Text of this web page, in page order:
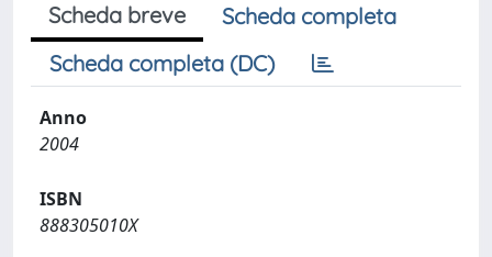
Scheda breve
Scheda completa
Scheda completa (DC)
Anno
2004
ISBN
888305010X